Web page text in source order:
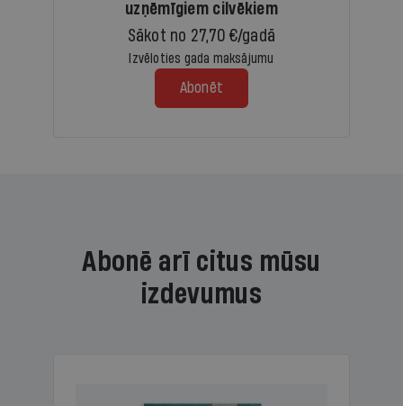
uzņēmīgiem cilvēkiem
Sākot no 27,70 €/gadā
Izvēloties gada maksājumu
Abonēt
Abonē arī citus mūsu
izdevumus